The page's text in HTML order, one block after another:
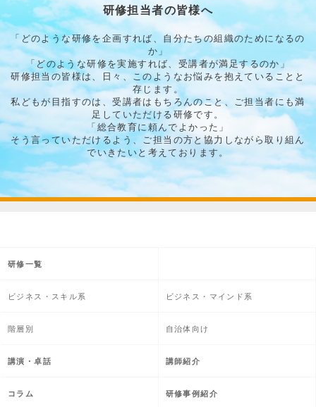
研修担当者の皆様へ
「どのような研修を企画すれば、自分たちの組織のためになるの
か」
「どのような研修を実施すれば、受講者が満足するのか」
研修担当の皆様は、日々、このようなお悩みを抱えていることと
存じます。
私どもが目指すのは、受講者はもちろんのこと、ご担当者にも満
足していただける研修です。
「総合教育に頼んでよかった」
そう言っていただけるよう、ご担当の方と協力しながら取り組ん
でいきたいと考えております。
研修一覧
ビジネス・スキル系 ビジネス・マインド系
階層別 自治体向け
講演・卓話 講師紹介
コラム 研修事例紹介